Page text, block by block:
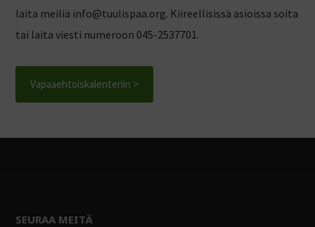
laita meiliä info@tuulispaa.org. Kiireellisissä asioissa soita
tai laita viesti numeroon 045-2537701.
Vapaaehtoiskalenteriin >
SEURAA MEITÄ